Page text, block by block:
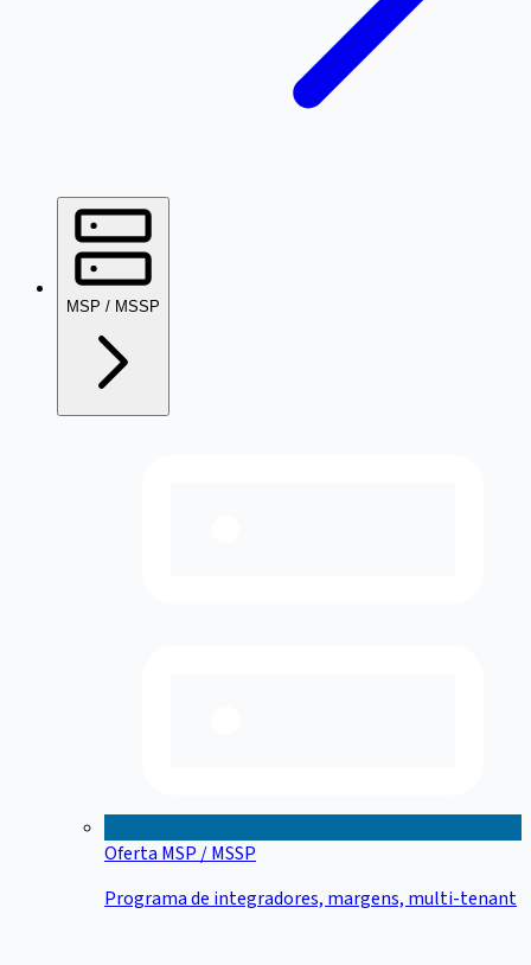
MSP / MSSP
Oferta MSP / MSSP
Programa de integradores, margens, multi-tenant